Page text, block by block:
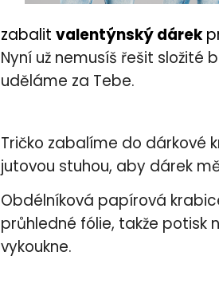
zabalit valentýnský dárek
Nyní už nemusíš řešit složité
uděláme za Tebe.
Tričko zabalíme do dárkové
jutovou stuhou, aby dárek
Obdélníková papírová
průhledné fólie, takže potisk
vykoukne.